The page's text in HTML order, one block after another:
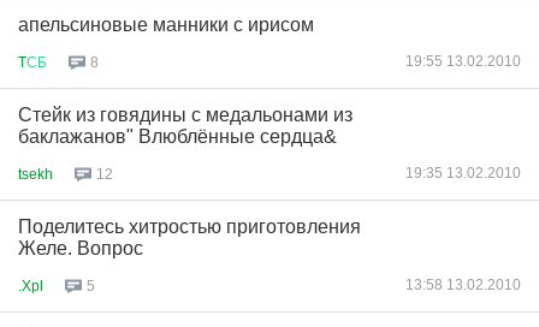
апельсиновые манники с ирисом
TСБ 8 19:55 13.02.2010
Стейк из говядины с медальонами из
баклажанов" Влюблённые сердца&
tsekh 12 19:35 13.02.2010
Поделитесь хитростью приготовления
Желе. Вопрос
.Xpl 5 13:58 13.02.2010